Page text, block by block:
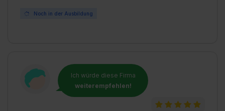
Noch in der Ausbildung
Ich würde diese Firma
weiterempfehlen!